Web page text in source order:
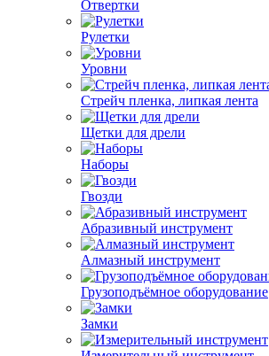
Отвертки
Рулетки
Уровни
Стрейч пленка, липкая лента
Щетки для дрели
Наборы
Гвозди
Абразивный инструмент
Алмазный инструмент
Грузоподъёмное оборудование
Замки